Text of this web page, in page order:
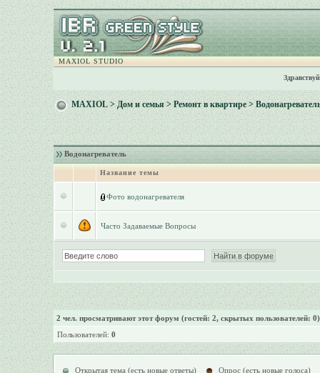
MAXIOL STUDIO
MAXIOL>Дом и семья>Ремонт в квартире>
Водонагреватель
Название темы
Фото водонагревателя
Часто Задаваемые Вопросы
2 чел. просматривают этот форум (гостей: 2, скрытых пользователей: 0)
Пользователей: 0
Открытая тема (есть новые ответы)
Опрос (есть новые голоса)